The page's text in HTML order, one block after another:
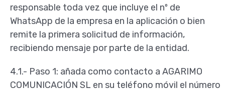
responsable toda vez que incluye el nº de
WhatsApp de la empresa en la aplicación o bien
remite la primera solicitud de información,
recibiendo mensaje por parte de la entidad.
4.1.- Paso 1: añada como contacto a AGARIMO
COMUNICACIÓN SL en su teléfono móvil el número